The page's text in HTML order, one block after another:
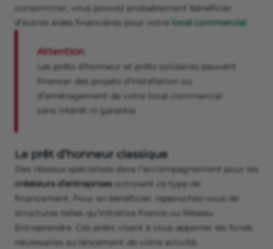
consommer, vous pouvez probablement bénéficier
d’autres aides financières pour votre local commercial
Attention
Les prêts d’honneur et prêts solidaires peuvent
financer des projets d’installation ou
d’aménagement de votre local commercial
sans intérêt ni garantie.
Le prêt d’honneur classique
Des réseaux spécialisés dans l’accompagnement pour les
créateurs d’entreprises octroient ce type de
financement. Pour en bénéficier, rapprochez-vous de
structures telles qu’Initiative France ou Réseau
Entreprendre. Ces prêts visent à vous apporter les fonds
nécessaires au lancement de votre activité.